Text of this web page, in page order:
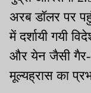
अरब डॉलर पर
में दर्शायी गयी
और येन जैसी गैर-
मूल्यह्रास का